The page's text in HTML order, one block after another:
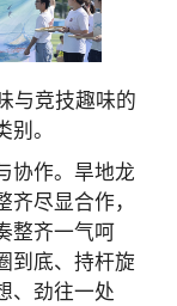
与竞技趣味的
。
协作。旱地龙
尽显合作，
整齐一气呵
到底、持杆旋
、劲往一处